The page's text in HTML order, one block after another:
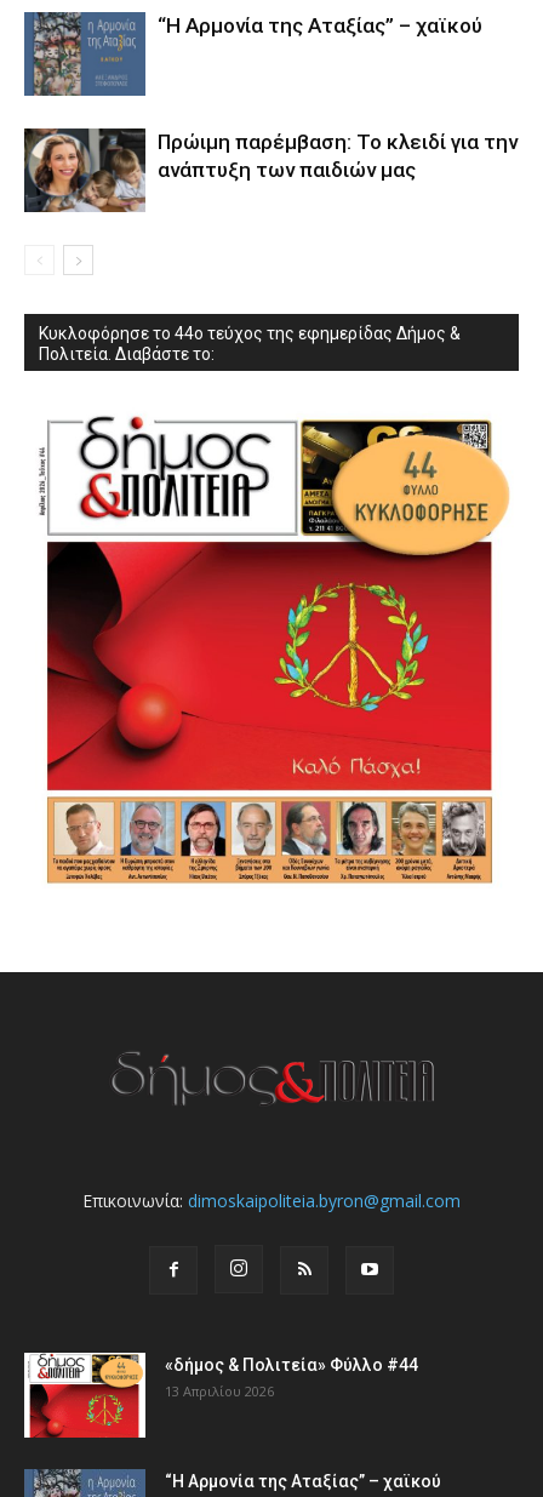
“Η Αρμονία της Αταξίας” – χαϊκού
Πρώιμη παρέμβαση: Το κλειδί για την
ανάπτυξη των παιδιών µας
Κυκλοφόρησε το 44ο τεύχος της εφημερίδας Δήμος &
Πολιτεία. Διαβάστε το:
Επικοινωνία: dimoskaipoliteia.byron@gmail.com
«δήμος & Πολιτεία» Φύλλο #44
13 Απριλίου 2026
“Η Αρμονία της Αταξίας” – χαϊκού